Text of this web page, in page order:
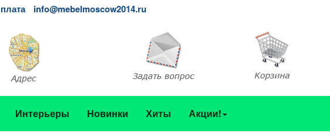
info@mebelmoscow2014.ru
Интерьеры Новинки Хиты Акции!